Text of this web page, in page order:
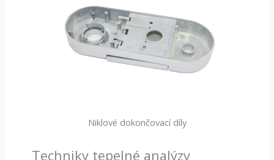
Niklové dokončovací díly
Techniky tepelné analýzy